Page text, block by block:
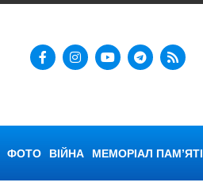
ФОТО ВІЙНА МЕМОРІАЛ ПАМ’ЯТІ